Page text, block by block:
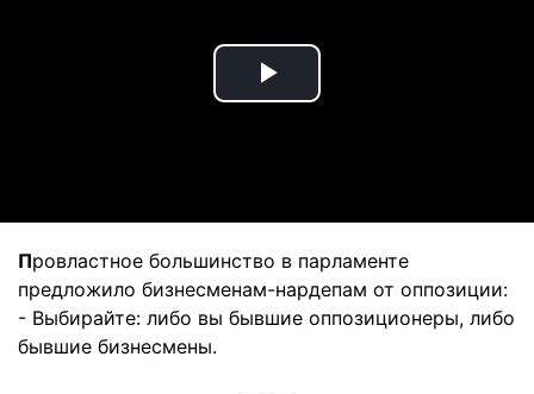
Play
Провластное большинство в парламенте
предложило бизнесменам-нардепам от оппозиции:
- Выбирайте: либо вы бывшие оппозиционеры, либо
бывшие бизнесмены.